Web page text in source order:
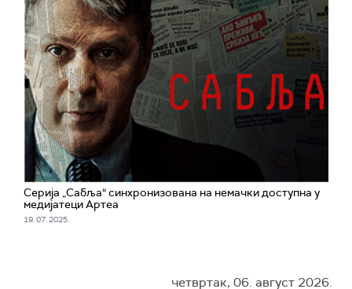
Серија „Сабља“ синхронизована на немачки доступна у
медијатеци Артеа
19. 07. 2025.
четвртак, 06. август 2026.